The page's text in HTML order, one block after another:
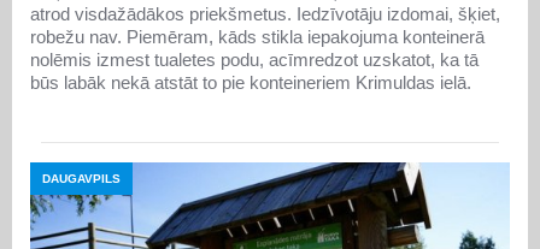
atrod visdažādākos priekšmetus. Iedzīvotāju izdomai, šķiet,
robežu nav. Piemēram, kāds stikla iepakojuma konteinerā
nolēmis izmest tualetes podu, acīmredzot uzskatot, ka tā
būs labāk nekā atstāt to pie konteineriem Krimuldas ielā.
DAUGAVPILS